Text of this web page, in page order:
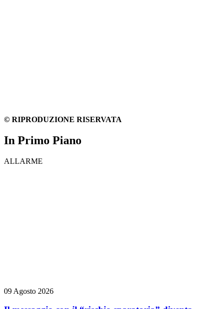
© RIPRODUZIONE RISERVATA
In Primo Piano
ALLARME
09 Agosto 2026